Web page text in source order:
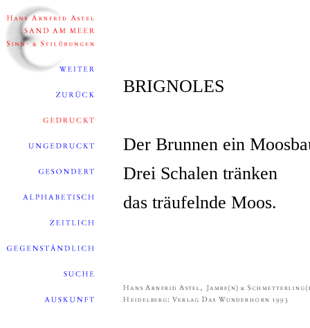
BRIGNOLES
Der Brunnen ein
Drei Schalen tränken
das träufelnde Moos.